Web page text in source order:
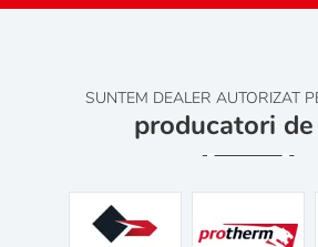
SUNTEM DEALER AUTORIZAT
producatori